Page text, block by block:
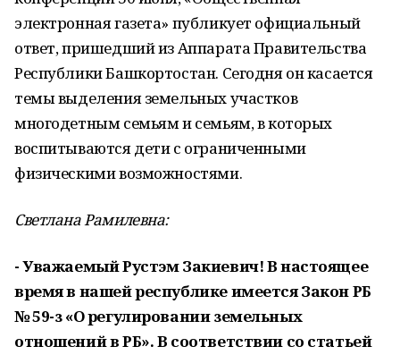
электронная газета» публикует официальный
ответ, пришедший из Аппарата Правительства
Республики Башкортостан. Сегодня он касается
темы выделения земельных участков
многодетным семьям и семьям, в которых
воспитываются дети с ограниченными
физическими возможностями.
Светлана Рамилевна:
- Уважаемый Рустэм Закиевич! В настоящее
время в нашей республике имеется Закон РБ
№ 59-з «О регулировании земельных
отношений в РБ». В соответствии со статьей